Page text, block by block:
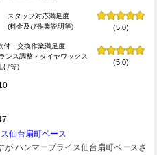
スタッフ対応満足度
(料金及び作業説明等)
(5.0)
付・交換作業満足度
ンス調整・タイヤワックス
げ等)
(5.0)
仙台扇町ベース
ハンマープライス仙台扇町ベースさ